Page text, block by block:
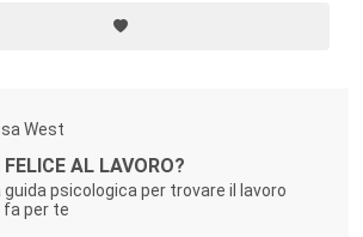
West
FELICE AL LAVORO?
guida psicologica per trovare il lavoro
fa per te